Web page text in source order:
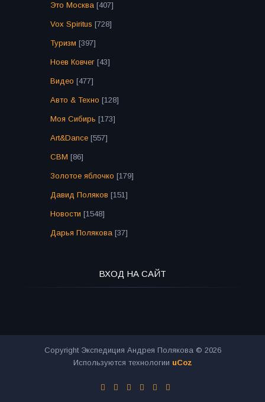
Это Москва [407]
Vox Spiritus [728]
Туризм [397]
Ноев Ковчег [43]
Видео [477]
Авто & Техно [128]
Моя Сибирь [173]
Art&Dance [557]
СВМ [86]
Золотое яблочко [179]
Давид Поляков [151]
Новости [1548]
Дарья Полякова [37]
ВХОД НА САЙТ
Copyright Экспедиция Андрея Полякова © 2026
Используются технологии uCoz